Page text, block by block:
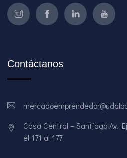
Contáctanos
Casa Central – Santiago Av.
el 171 al 177